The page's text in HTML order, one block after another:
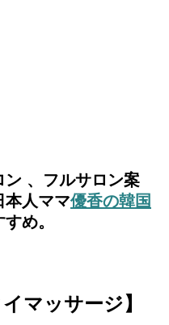
ン 、フルサロン案
本人ママ優香の韓国
め。
イマッサージ】